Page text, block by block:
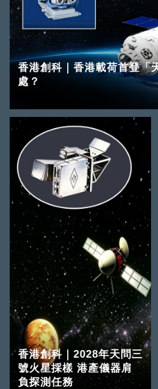
香港創科｜香港載荷首登「
處？
香港創科｜2028年天問三
號火星採樣 港產儀器肩
負探測任務